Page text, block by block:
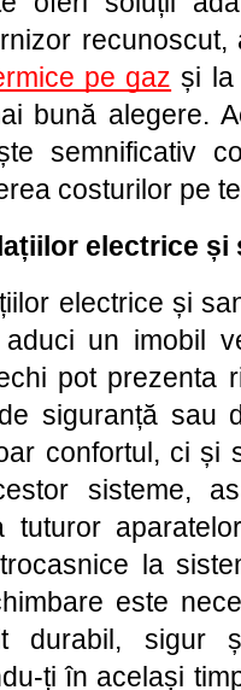
pe gaz și la
bună alegere.
semnificativ
costurilor pe
electrice și
electrice și
un imobil
pot prezenta
siguranță sau
confortul, ci și
sisteme,
la
este
durabil, sigur
ți în același